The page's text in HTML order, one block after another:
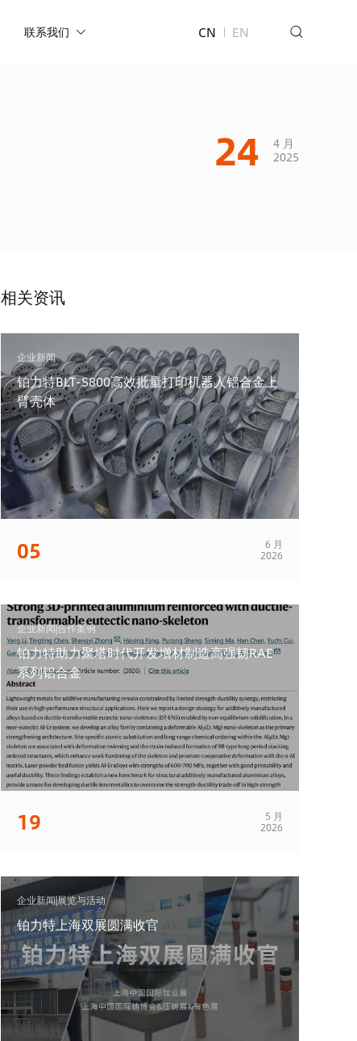
联系我们 CN EN
24
4 月
2025
相关资讯
企业新闻
铂力特BLT-S800高效批量打印机器人铝合金上
臂壳体
05 6 月
2026
企业新闻|合作案例
铂力特助力聚塔时代开发增材制造高强韧RAE
系列铝合金
19 5 月
2026
企业新闻|展览与活动
铂力特上海双展圆满收官